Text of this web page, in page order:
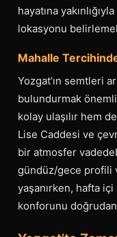
hayatına
lokasyonu
Mahalle
Yozgat’ın semtleri
bulundurmak
kolay ulaşılır hem
Lise Caddesi ve
bir atmosfer
gündüz/gece profili
yaşanırken, hafta içi
konforunu